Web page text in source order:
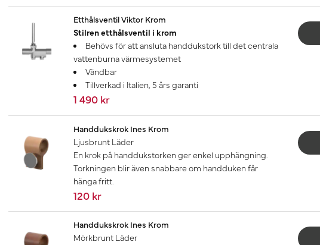
Etthålsventil Viktor Krom
Stilren etthålsventil i krom
Behövs för att ansluta handdukstork till det centrala
vattenburna värmesystemet
Vändbar
Tillverkad i Italien, 5 års garanti
1 490 kr
Handdukskrok Ines Krom
Ljusbrunt Läder
En krok på handdukstorken ger enkel upphängning.
Torkningen blir även snabbare om handduken får
hänga fritt.
120 kr
Handdukskrok Ines Krom
Mörkbrunt Läder